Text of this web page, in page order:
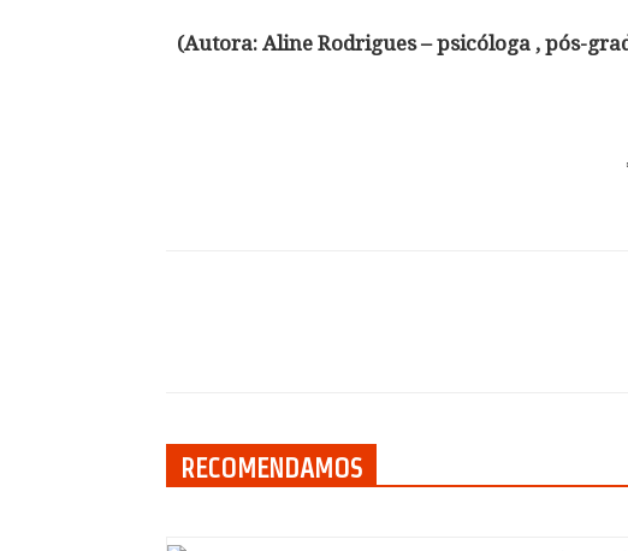
(Autora: Aline Rodrigues – psicóloga , pós-
RECOMENDAMOS